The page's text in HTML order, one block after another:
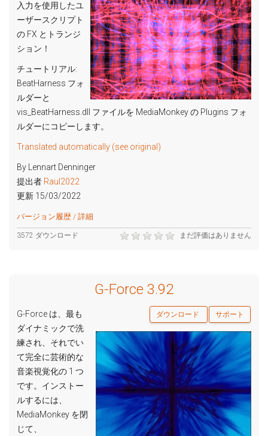
入力を使用したユ
ーザースクリプト
の FX とトランジ
ション！
チュートリアル:
BeatHarness フォ
ルダーと
vis_BeatHarness.dll ファイルを MediaMonkey の Plugins フォ
ルダーにコピーします。
Translated automatically (see original)
By Lennart Denninger
提出者 Raul2022
更新 15/03/2022
バージョン履歴 / 詳細
まだ評価はありません
3572 ダウンロード
G-Force 3.92
ダウンロード サポート
G-Force は、最も
ダイナミックで洗
練され、それでい
て完全に芸術的な
音楽視覚化の 1 つ
です。インストー
ルするには、
MediaMonkey を閉
じて、